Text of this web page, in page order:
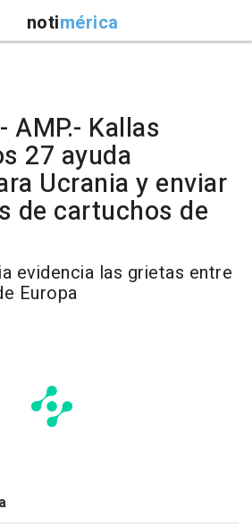
notimérica
AMP.- Kallas
27 ayuda
Ucrania y enviar
de cartuchos de
evidencia las grietas entre
Europa